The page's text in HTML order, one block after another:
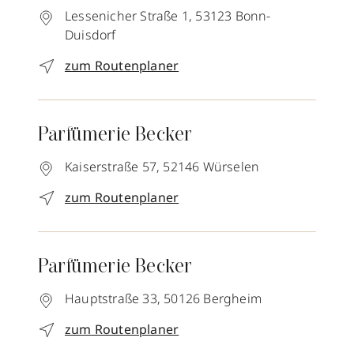
Lessenicher Straße 1, 53123 Bonn-
Duisdorf
zum Routenplaner
Parfümerie Becker
Kaiserstraße 57, 52146 Würselen
zum Routenplaner
Parfümerie Becker
Hauptstraße 33, 50126 Bergheim
zum Routenplaner